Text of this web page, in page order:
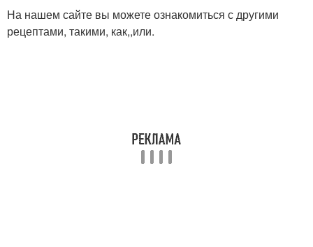
На нашем сайте вы можете ознакомиться с другими
рецептами, такими, как,,или.